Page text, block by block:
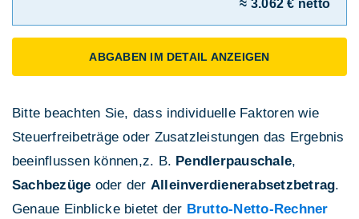
≈ 3.062 € netto
ABGABEN IM DETAIL ANZEIGEN
Bitte beachten Sie, dass individuelle Faktoren wie
Steuerfreibeträge oder Zusatzleistungen das Ergebnis
beeinflussen können,z. B. Pendlerpauschale,
Sachbezüge oder der Alleinverdienerabsetzbetrag.
Genaue Einblicke bietet der Brutto-Netto-Rechner